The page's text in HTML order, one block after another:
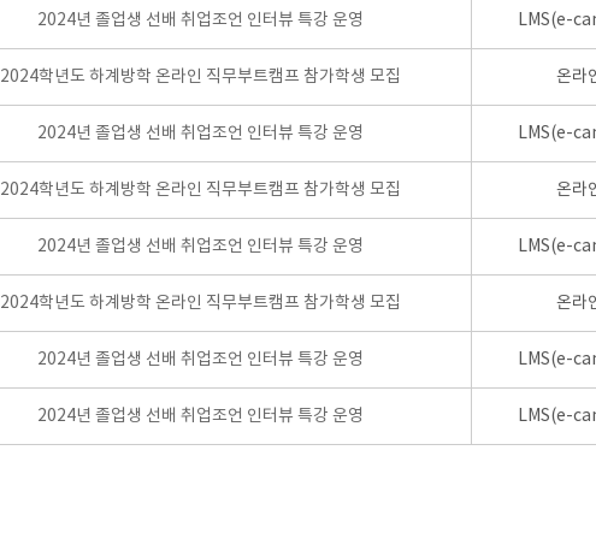
2024년 졸업생 선배 취업조언 인터뷰 특강 운영 LMS(e-
2024학년도 하계방학 온라인 직무부트캠프 참가학생 모집 온라
2024년 졸업생 선배 취업조언 인터뷰 특강 운영 LMS(e-
2024학년도 하계방학 온라인 직무부트캠프 참가학생 모집 온라
2024년 졸업생 선배 취업조언 인터뷰 특강 운영 LMS(e-
2024학년도 하계방학 온라인 직무부트캠프 참가학생 모집 온라
2024년 졸업생 선배 취업조언 인터뷰 특강 운영 LMS(e-
2024년 졸업생 선배 취업조언 인터뷰 특강 운영 LMS(e-